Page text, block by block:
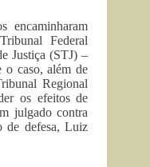
encaminharam
Federal
Justiça (STJ) –
o caso, além de
Regional
os efeitos de
julgado contra
de defesa, Luiz